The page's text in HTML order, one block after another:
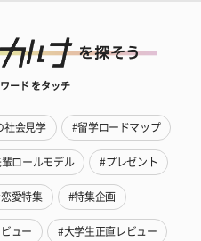
ード をタッチ
社会見学 #留学ロードマップ
輩ロールモデル #プレゼント
愛特集 #特集企画
ュー #大学生正直レビュー